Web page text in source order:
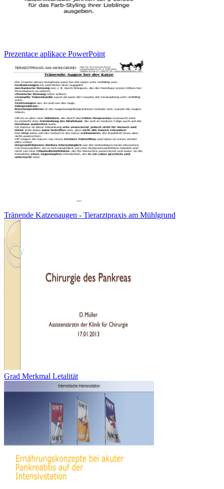
Prezentace aplikace PowerPoint
Tränende Katzenaugen - Tierarztpraxis am Mühlgrund
Grad Merkmal Letalität